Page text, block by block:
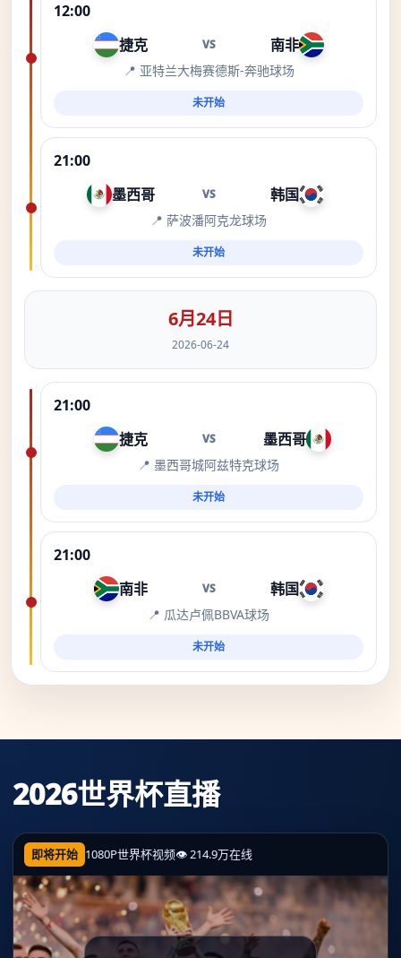
12:00
捷克
VS 南非
📍 亚特兰大梅赛德斯-奔驰球场
未开始
21:00
墨西哥
VS 韩国
📍 萨波潘阿克龙球场
未开始
6月24日
2026-06-24
21:00
捷克
VS 墨西哥
📍 墨西哥城阿兹特克球场
未开始
21:00
南非
VS 韩国
📍 瓜达卢佩BBVA球场
未开始
2026世界杯直播
即将开始 1080P世界杯视频👁 214.9万在线